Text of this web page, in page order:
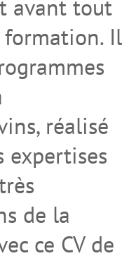
avant tout
Il
réalisé
expertises
de la
ce CV de